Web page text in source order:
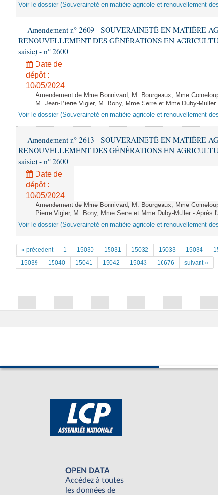
Voir le dossier (Souveraineté en matière agricole et renouvellement
Amendement n° 2609 - SOUVERAINETÉ EN MATIÈRE
RENOUVELLEMENT DES GÉNÉRATIONS EN
saisie) - n° 2600
Date de
dépôt :
10/05/2024
Amendement de Mme Bonnivard, M. Bourgeaux, Mme
M. Jean-Pierre Vigier, M. Bony, Mme Serre et Mme Duby-
Voir le dossier (Souveraineté en matière agricole et renouvellement
Amendement n° 2613 - SOUVERAINETÉ EN MATIÈRE
RENOUVELLEMENT DES GÉNÉRATIONS EN
saisie) - n° 2600
Date de
dépôt :
10/05/2024
Amendement de Mme Bonnivard, M. Bourgeaux, Mme
Pierre Vigier, M. Bony, Mme Serre et Mme Duby-Muller - Après
Voir le dossier (Souveraineté en matière agricole et renouvellement
« précedent 1 15030 15031 15032 15033 15034
15039
15040 15041 15042 15043 16676 suivant »
OPEN DATA
Accédez à toutes
les données de